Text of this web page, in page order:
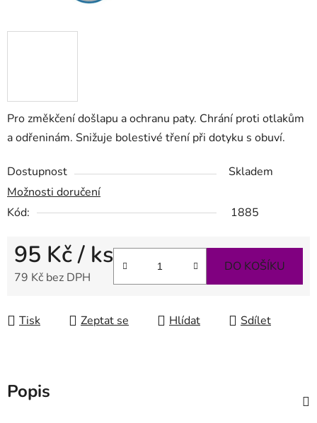
Pro změkčení došlapu a ochranu paty. Chrání proti otlakům
a odřeninám. Snižuje bolestivé tření při dotyku s obuví.
Dostupnost
Skladem
Možnosti doručení
Kód:
1885
95 Kč/ ks
79 Kč bez DPH
DO KOŠÍKU
Tisk Zeptat se Hlídat Sdílet
Popis